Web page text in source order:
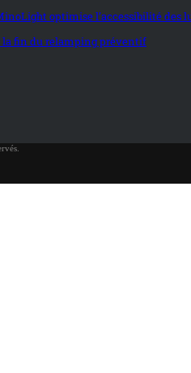
optimise l’accessibilité des
la fin du relamping préventif